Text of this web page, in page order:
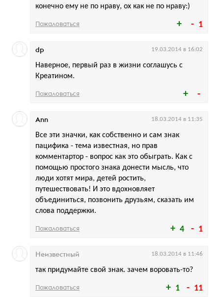
1
конечно ему не по нраву, ох как не по нраву:)
Пожаловаться
Наверное, первый раз в жизни соглашусь с
Креатином.
dp 19.03.2014 в 16:02
Пожаловаться
4 1
Все эти значки, как собственно и сам знак
пацифика - тема известная, но прав
комментартор - вопрос как это обыграть. Как с
помощью простого знака донести мысль, что
люди хотят мира, детей ростить,
путешествовать! И это вдохновляет
объединиться, позвонить друзьям, сказать им
слова поддержки.
Ann 18.03.2014 в 11:35
Пожаловаться
1 11
так придумайте свой знак. зачем воровать-то?
Неизвестный 18.03.2014 в 11:46
Пожаловаться